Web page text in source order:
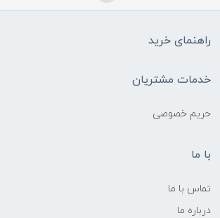
راهنمای خرید
خدمات مشتریان
حریم خصوصی
با ما
تماس با ما
درباره ما